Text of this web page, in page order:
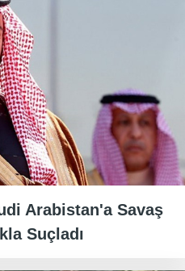
Arabistan'a Savaş
Suçladı